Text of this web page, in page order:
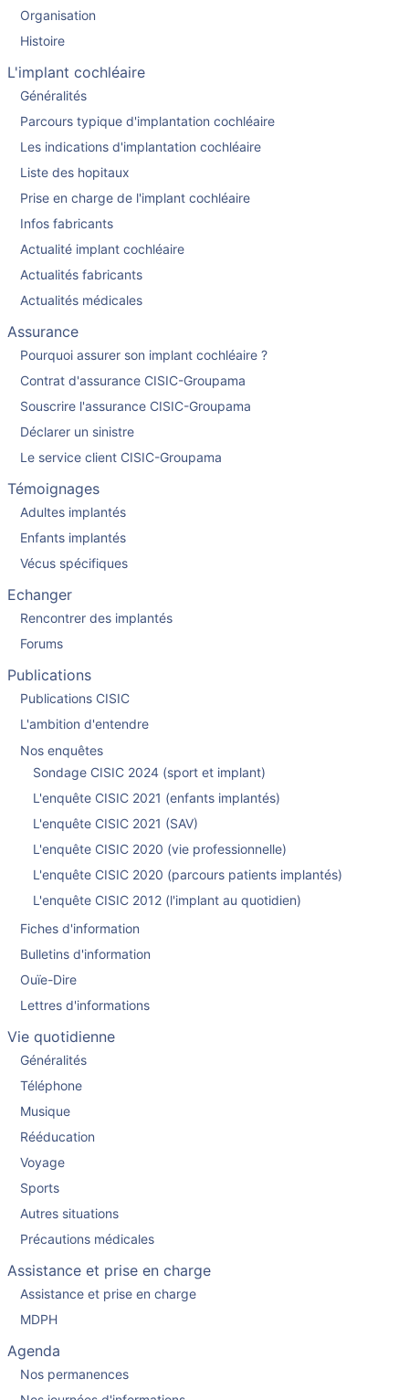
Organisation
Histoire
L'implant cochléaire
Généralités
Parcours typique d'implantation cochléaire
Les indications d'implantation cochléaire
Liste des hopitaux
Prise en charge de l'implant cochléaire
Infos fabricants
Actualité implant cochléaire
Actualités fabricants
Actualités médicales
Assurance
Pourquoi assurer son implant cochléaire ?
Contrat d'assurance CISIC-Groupama
Souscrire l'assurance CISIC-Groupama
Déclarer un sinistre
Le service client CISIC-Groupama
Témoignages
Adultes implantés
Enfants implantés
Vécus spécifiques
Echanger
Rencontrer des implantés
Forums
Publications
Publications CISIC
L'ambition d'entendre
Nos enquêtes
Sondage CISIC 2024 (sport et implant)
L'enquête CISIC 2021 (enfants implantés)
L'enquête CISIC 2021 (SAV)
L'enquête CISIC 2020 (vie professionnelle)
L'enquête CISIC 2020 (parcours patients implantés)
L'enquête CISIC 2012 (l'implant au quotidien)
Fiches d'information
Bulletins d'information
Ouïe-Dire
Lettres d'informations
Vie quotidienne
Généralités
Téléphone
Musique
Rééducation
Voyage
Sports
Autres situations
Précautions médicales
Assistance et prise en charge
Assistance et prise en charge
MDPH
Agenda
Nos permanences